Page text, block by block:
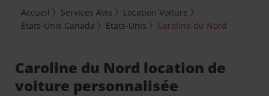
Accueil Services Avis
Location Voiture
États-Unis Canada
États-Unis Caroline du Nord
Caroline du Nord location de
voiture personnalisée